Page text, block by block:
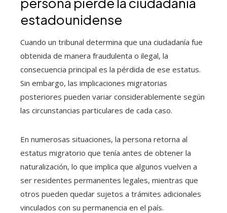
estadounidense
Cuando un tribunal determina que una ciudadanía fue
obtenida de manera fraudulenta o ilegal, la
consecuencia principal es la pérdida de ese estatus.
Sin embargo, las implicaciones migratorias
posteriores pueden variar considerablemente según
las circunstancias particulares de cada caso.
En numerosas situaciones, la persona retorna al
estatus migratorio que tenía antes de obtener la
naturalización, lo que implica que algunos vuelven a
ser residentes permanentes legales, mientras que
otros pueden quedar sujetos a trámites adicionales
vinculados con su permanencia en el país.